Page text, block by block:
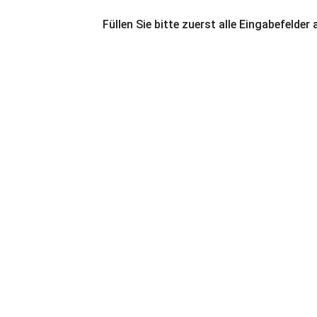
Füllen Sie bitte zuerst alle Eingabefelder